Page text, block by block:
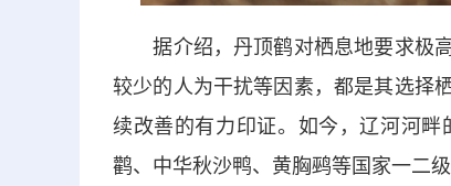
据介绍，丹顶鹤对栖息地要求极高
较少的人为干扰等因素，都是其选择
续改善的有力印证。如今，辽河河
鹳、中华秋沙鸭、黄胸鹀等国家一二